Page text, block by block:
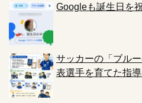
Googleも誕生日を
サッカーの「ブル
表選手を育てた指